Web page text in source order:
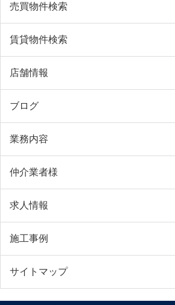
売買物件検索
賃貸物件検索
店舗情報
ブログ
業務内容
仲介業者様
求人情報
施工事例
サイトマップ